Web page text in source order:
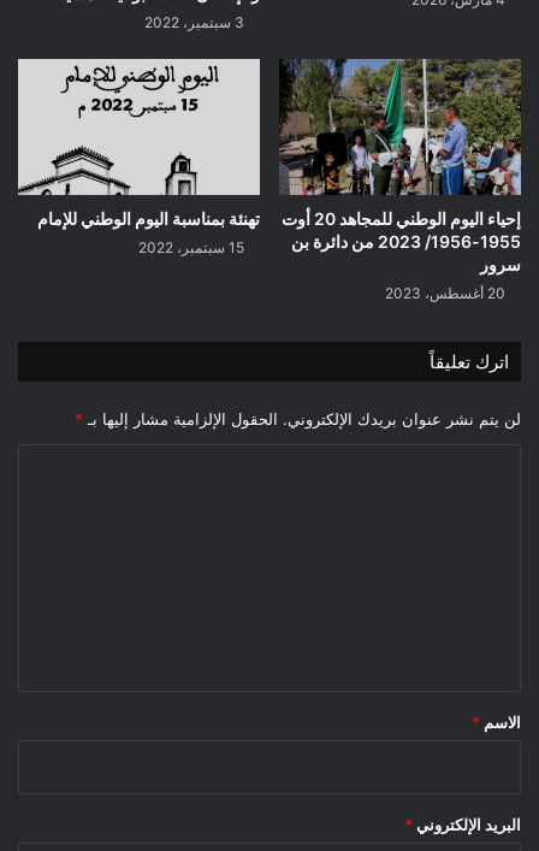
3 سبتمبر، 2022
إحياء اليوم الوطني للمجاهد 20 أوت
1955-1956/ 2023 من دائرة بن
سرور
20 أغسطس، 2023
تهنئة بمناسبة اليوم الوطني للإمام
15 سبتمبر، 2022
اترك تعليقاً
لن يتم نشر عنوان بريدك الإلكتروني. الحقول الإلزامية مشار إليها بـ *
*
الاسم *
البريد الإلكتروني *